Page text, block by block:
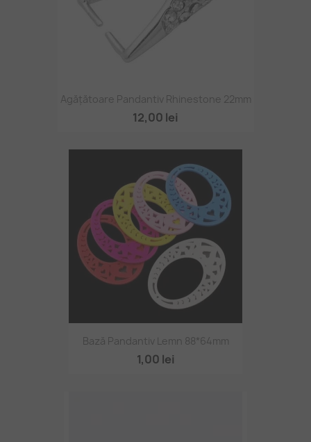
Agățătoare Pandantiv Rhinestone 22mm
12,00 lei
Bază Pandantiv Lemn 88*64mm
1,00 lei